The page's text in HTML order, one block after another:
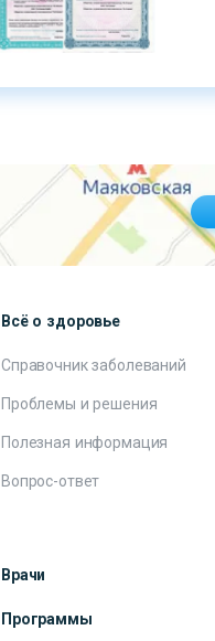
Всё о здоровье
Справочник заболеваний
Проблемы и решения
Полезная информация
Вопрос-ответ
Врачи
Программы